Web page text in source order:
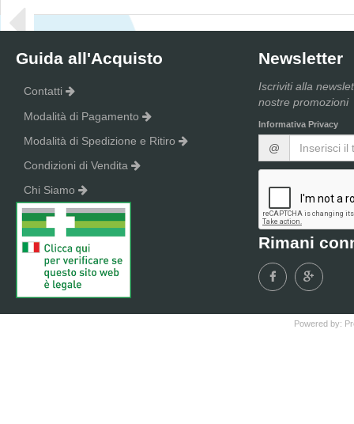
Guida all'Acquisto
Contatti
Modalità di Pagamento
Modalità di Spedizione e Ritiro
Condizioni di Vendita
Chi Siamo
Newsletter
Iscriviti alla
nostre promozioni
Informativa Privacy
@
Rimani
Powered by: